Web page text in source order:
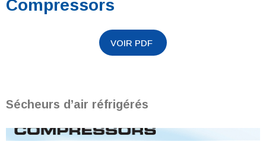
Compressors
Sécheurs d’air réfrigérés